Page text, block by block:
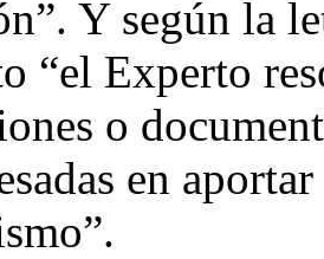
Y según la
“el Experto
o
en